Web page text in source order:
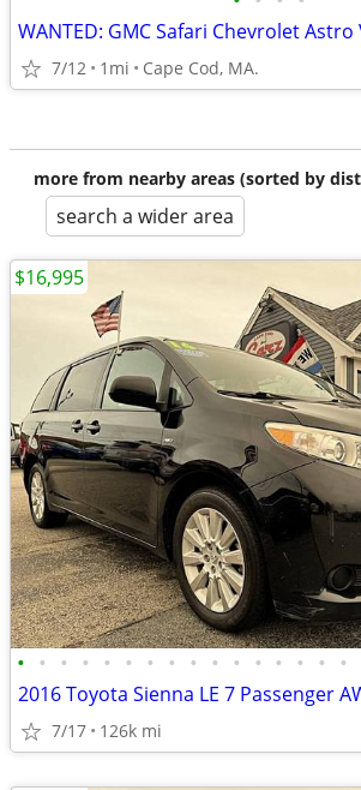
WANTED: GMC Safari Chevrolet Astro
7/12 1mi Cape Cod, MA.
more from nearby areas (sorted by
search a wider area
• • • • • • • • • • • • • • • •
2016 Toyota Sienna LE 7 Passenger
7/17 126k mi
$16,995